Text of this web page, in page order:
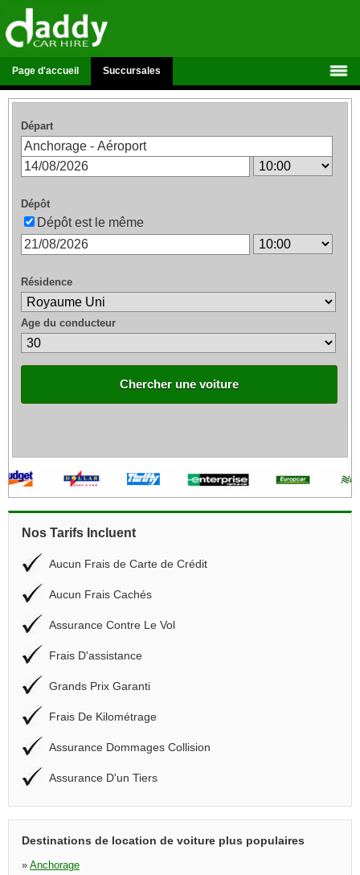
Page d'accueil Succursales
Départ
Dépôt
Dépôt est le même
Résidence
Age du conducteur
Chercher une voiture
Nos Tarifs Incluent
Aucun Frais de Carte de Crédit
Aucun Frais Cachés
Assurance Contre Le Vol
Frais D'assistance
Grands Prix Garanti
Frais De Kilométrage
Assurance Dommages Collision
Assurance D'un Tiers
Destinations de location de voiture plus populaires
» Anchorage